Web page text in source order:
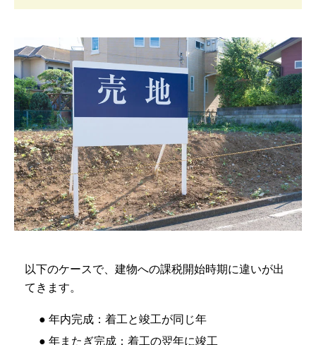
以下のケースで、建物への課税開始時期に違いが出
てきます。
● 年内完成：着工と竣工が同じ年
● 年またぎ完成：着工の翌年に竣工